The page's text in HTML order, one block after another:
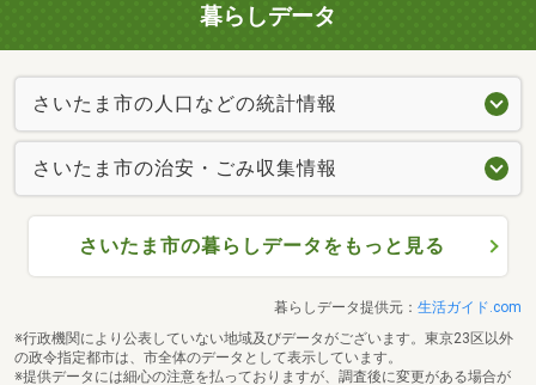
暮らしデータ
さいたま市の人口などの統計情報
さいたま市の治安・ごみ収集情報
さいたま市の暮らしデータをもっと見る
暮らしデータ提供元： 生活ガイド.com
※行政機関により公表していない地域及びデータがございます。東京23区以外
の政令指定都市は、市全体のデータとして表示しています。
※提供データには細心の注意を払っておりますが、調査後に変更がある場合が